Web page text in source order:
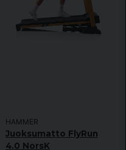
HAMMER
Juoksumatto FlyRun
4.0 NorsK